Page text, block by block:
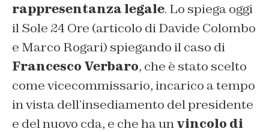
rappresentanza legale. Lo spiega oggi
il Sole 24 Ore (articolo di Davide Colombo
e Marco Rogari) spiegando il caso di
Francesco Verbaro, che è stato scelto
come vicecommissario, incarico a tempo
in vista dell’insediamento del presidente
e del nuovo cda, e che ha unvincolo di